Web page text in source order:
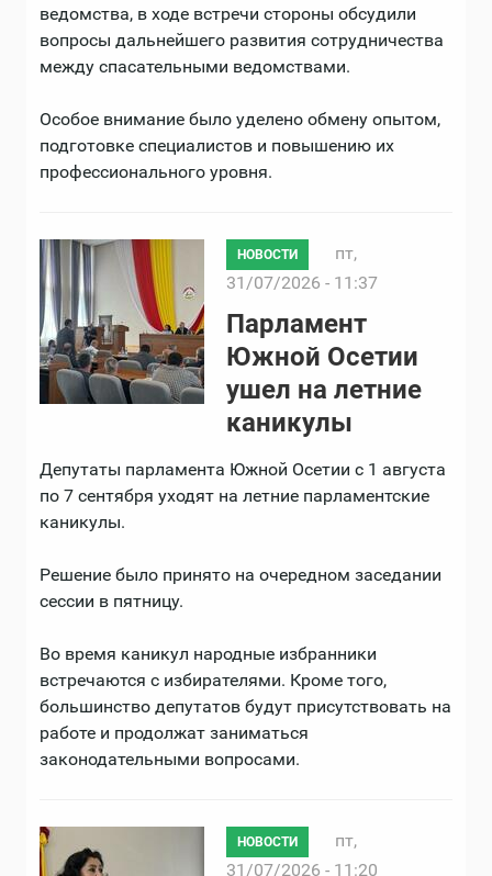
ведомства, в ходе встречи стороны обсудили
вопросы дальнейшего развития сотрудничества
между спасательными ведомствами.
Особое внимание было уделено обмену опытом,
подготовке специалистов и повышению их
профессионального уровня.
НОВОСТИ
пт,
31/07/2026 - 11:37
Парламент
Южной Осетии
ушел на летние
каникулы
Депутаты парламента Южной Осетии с 1 августа
по 7 сентября уходят на летние парламентские
каникулы.
Решение было принято на очередном заседании
сессии в пятницу.
Во время каникул народные избранники
встречаются с избирателями. Кроме того,
большинство депутатов будут присутствовать на
работе и продолжат заниматься
законодательными вопросами.
НОВОСТИ
пт,
31/07/2026 - 11:20